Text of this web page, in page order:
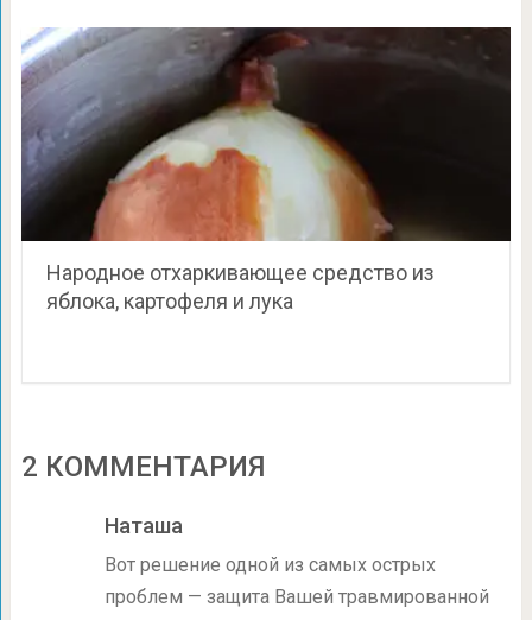
Народное отхаркивающее средство из
яблока, картофеля и лука
2 КОММЕНТАРИЯ
Наташа
Вот решение одной из самых острых
проблем — защита Вашей травмированной